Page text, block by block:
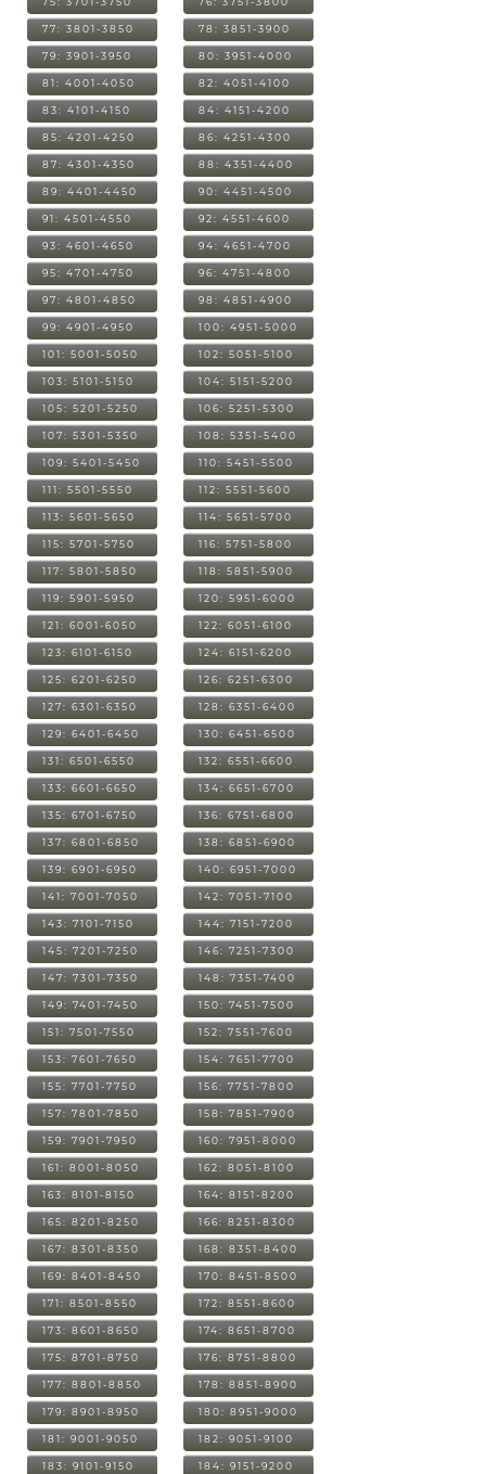
77: 3801-3850 78: 3851-3900
79: 3901-3950 80: 3951-4000
81: 4001-4050 82: 4051-4100
83: 4101-4150 84: 4151-4200
85: 4201-4250 86: 4251-4300
87: 4301-4350 88: 4351-4400
89: 4401-4450 90: 4451-4500
91: 4501-4550 92: 4551-4600
93: 4601-4650 94: 4651-4700
95: 4701-4750 96: 4751-4800
97: 4801-4850 98: 4851-4900
99: 4901-4950 100: 4951-5000
101: 5001-5050 102: 5051-5100
103: 5101-5150 104: 5151-5200
105: 5201-5250 106: 5251-5300
107: 5301-5350 108: 5351-5400
109: 5401-5450 110: 5451-5500
111: 5501-5550 112: 5551-5600
113: 5601-5650 114: 5651-5700
115: 5701-5750 116: 5751-5800
117: 5801-5850 118: 5851-5900
119: 5901-5950 120: 5951-6000
121: 6001-6050 122: 6051-6100
123: 6101-6150 124: 6151-6200
125: 6201-6250 126: 6251-6300
127: 6301-6350 128: 6351-6400
129: 6401-6450 130: 6451-6500
131: 6501-6550 132: 6551-6600
133: 6601-6650 134: 6651-6700
135: 6701-6750 136: 6751-6800
137: 6801-6850 138: 6851-6900
139: 6901-6950 140: 6951-7000
141: 7001-7050 142: 7051-7100
143: 7101-7150 144: 7151-7200
145: 7201-7250 146: 7251-7300
147: 7301-7350 148: 7351-7400
149: 7401-7450 150: 7451-7500
151: 7501-7550 152: 7551-7600
153: 7601-7650 154: 7651-7700
155: 7701-7750 156: 7751-7800
157: 7801-7850 158: 7851-7900
159: 7901-7950 160: 7951-8000
161: 8001-8050 162: 8051-8100
163: 8101-8150 164: 8151-8200
165: 8201-8250 166: 8251-8300
167: 8301-8350 168: 8351-8400
169: 8401-8450 170: 8451-8500
171: 8501-8550 172: 8551-8600
173: 8601-8650 174: 8651-8700
175: 8701-8750 176: 8751-8800
177: 8801-8850 178: 8851-8900
179: 8901-8950 180: 8951-9000
181: 9001-9050 182: 9051-9100
183: 9101-9150 184: 9151-9200